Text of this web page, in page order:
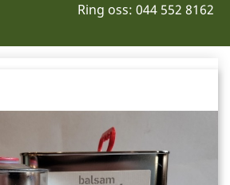
Ring oss: 044 552 8162